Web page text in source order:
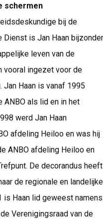
schermen
bij de
is Jan Haan bijzonder
leven van de
vooral ingezet voor de
Jan Haan is vanaf 1995
als lid en in het
werd Jan Haan
afdeling Heiloo en was hij
ANBO afdeling Heiloo en
De decorandus heeft
de regionale en landelijke
is Haan lid geweest namens
Verenigingsraad van de